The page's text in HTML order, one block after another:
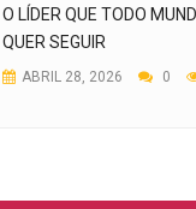
O LÍDER QUE TODO
QUER SEGUIR
ABRIL 28, 2026 0